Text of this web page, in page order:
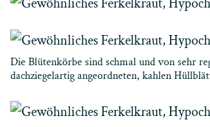
Die Blütenkörbe sind schmal und von sehr
dachziegelartig angeordneten, kahlen